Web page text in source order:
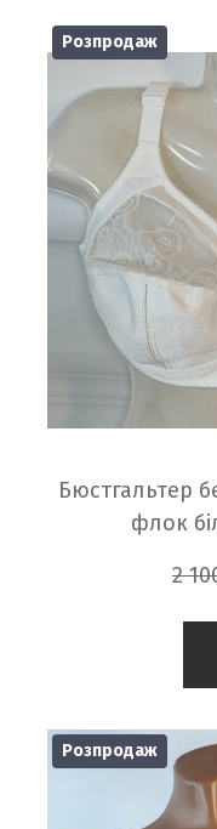
Розпродаж
Бюстгальтер
флок
2
Розпродаж